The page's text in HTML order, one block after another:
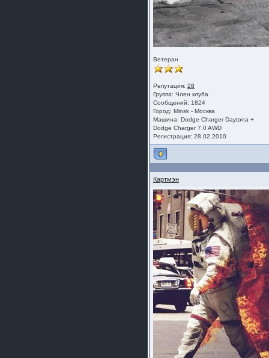
Ветеран
Репутация:28
Группа:Член клуба
Сообщений: 1824
Город: Minsk - Москва
Машина: Dodge Charger Daytona +
Dodge Charger 7.0 AWD
Регистрация: 28.02.2010
Картмэн